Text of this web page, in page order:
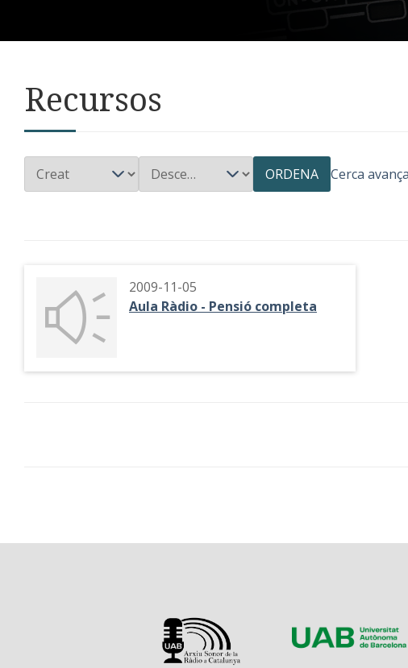
Recursos
ORDENA Cerca
2009-11-05
Aula Ràdio - Pensió completa